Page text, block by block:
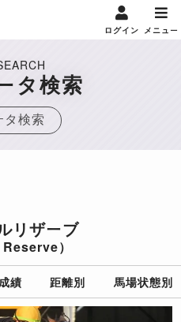
ログイン メニュー
タ検索
タ検索
リザーブ
）
績 距離別 馬場状態別